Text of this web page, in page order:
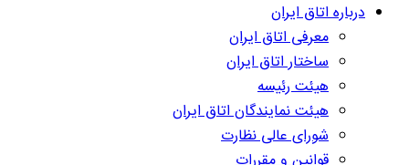
درباره اتاق ایران
معرفی اتاق ایران
ساختار اتاق ایران
هیئت رئیسه
هیئت نمایندگان اتاق ایران
شورای عالی نظارت